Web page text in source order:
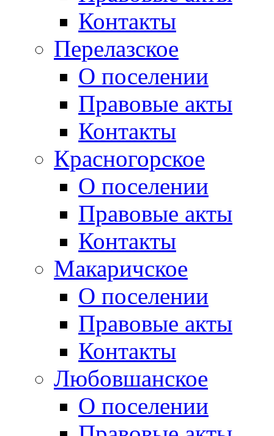
Контакты
Перелазское
О поселении
Правовые акты
Контакты
Красногорское
О поселении
Правовые акты
Контакты
Макаричское
О поселении
Правовые акты
Контакты
Любовшанское
О поселении